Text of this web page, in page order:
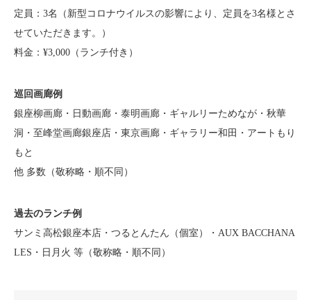
定員：3名（新型コロナウイルスの影響により、定員を3名様とさ
せていただきます。）
料金：¥3,000（ランチ付き）
巡回画廊例
銀座柳画廊・日動画廊・泰明画廊・ギャルリーためなが・秋華
洞・至峰堂画廊銀座店・東京画廊・ギャラリー和田・アートもり
もと
他 多数（敬称略・順不同）
過去のランチ例
サンミ高松銀座本店・つるとんたん（個室）・AUX BACCHANA
LES・日月火 等（敬称略・順不同）